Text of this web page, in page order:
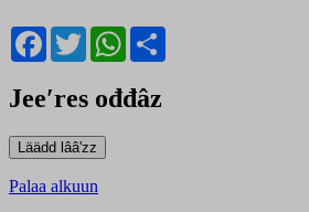
Facebook
TwitterWhatsApp
Jeeʹres ođđâz
Palaa alkuun